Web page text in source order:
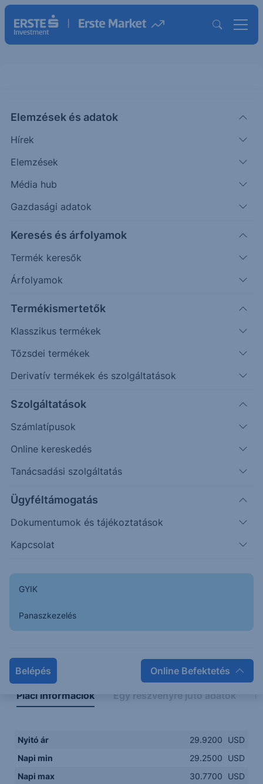
Elemzések és adatok
Hírek
Elemzések
Média hub
Gazdasági adatok
Keresés és árfolyamok
Termék keresők
Árfolyamok
Termékismertetők
Klasszikus termékek
Tőzsdei termékek
Derivatív termékek és szolgáltatások
Szolgáltatások
Számlatípusok
Online kereskedés
Tanácsadási szolgáltatás
Ügyféltámogatás
Dokumentumok és tájékoztatások
Kapcsolat
GYIK
Panaszkezelés
Belépés Online Befektetés
QNCX(USA)
Quince Therapeutics Inc
30.2000
Időpont: 26.08.07. 22:01
Előző záró:
29.5400
Árfolyamértesítő rögzítése
További információk kérése
29.25
29.50
29.75
30.25
30.50
Napon belüli Historikus
Piaci információk Egy részvényre jutó adatok
Nyitó ár 29.9200
USD
Napi min
29.2500
USD
Napi max
30.7700
USD